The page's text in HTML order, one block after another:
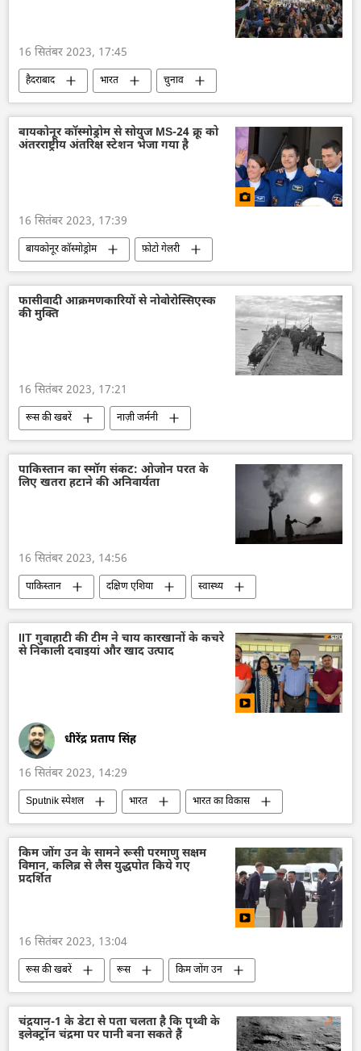
16 सितंबर 2023, 17:45
हैदराबाद भारत
चुनाव
भारतीय राष्ट्रीय कांग्रेस
कांग्रेस
राजनीति
तेलंगाना
नरेन्द्र मोदी
बायकोनूर कॉस्मोड्रोम से सोयुज MS-24 क्रू को
अंतरराष्ट्रीय अंतरिक्ष स्टेशन भेजा गया है
16 सितंबर 2023, 17:39
बायकोनूर कॉस्मोड्रोम
फ़ोटो गेलरी
रॉसकॉसमॉस
अंतरिक्ष
रूसी अंतरिक्ष यात्री
अंतरिक्ष उद्योग
अंतरिक्ष अनुसंधान
NASA
विज्ञान एवं प्रौद्योगिकी
फासीवादी आक्रमणकारियों से नोवोरोस्सिएस्क
की मुक्ति
16 सितंबर 2023, 17:21
रूस की खबरें
नाज़ी जर्मनी
महान देशभक्तिपूर्ण युद्ध
द्वितीय विश्व युद्ध
रूस
सोवियत संघ
राजनीतिक और आर्थिक स्वतंत्रता
पाकिस्तान का स्मॉग संकट: ओजोन परत के
लिए खतरा हटाने की अनिवार्यता
16 सितंबर 2023, 14:56
पाकिस्तान दक्षिण एशिया
स्वास्थ्य
प्रदूषण
वायु प्रदूषण
भारत
पंजाब
विश्व स्वास्थ्य संगठन (WHO)
IIT गुवाहाटी की टीम ने चाय कारखानों के कचरे
से निकाली दवाइयां और खाद उत्पाद
धीरेंद्र प्रताप सिंह
16 सितंबर 2023, 14:29
Sputnik स्पेशल भारत
भारत का विकास
असम
भारतीय प्रौद्योगिकी संस्थान (IIT)
भारतीय चाय
चाय
अंतरराष्ट्रीय चाय दिवस
भारत सरकार
आत्मनिर्भर भारत
किम जोंग उन के सामने रूसी परमाणु सक्षम
विमान, कलिब्र से लैस युद्धपोत किये गए
प्रदर्शित
16 सितंबर 2023, 13:04
रूस की खबरें रूस
किम जोंग उन
सर्गेई शोइगू
उत्तर कोरिया
रक्षा मंत्रालय (MoD)
तकनीकी विकास
सैन्य तकनीकी सहयोग
चंद्रयान-1 के डेटा से पता चलता है कि पृथ्वी के
इलेक्ट्रॉन चंद्रमा पर पानी बना सकते हैं